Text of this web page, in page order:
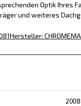
Optik Ihres
und weiteres
Hersteller:
2008